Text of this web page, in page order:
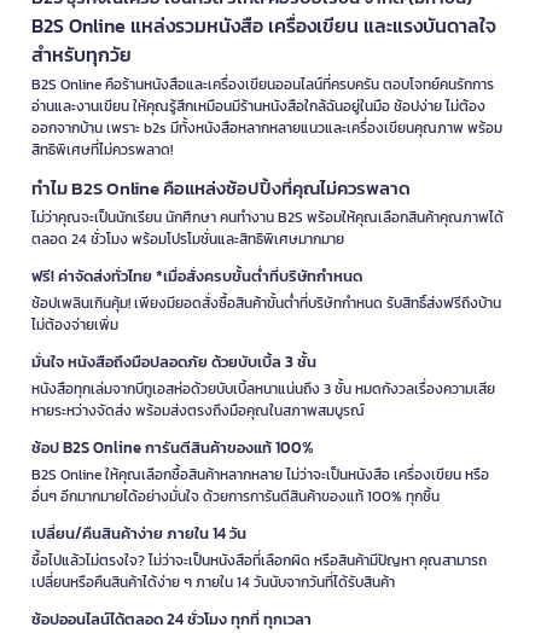
B2S Online แหล่งรวมหนังสือ เครื่องเขียน และแรงบันดาลใจ
สำหรับทุกวัย
B2S Online คือร้านหนังสือและเครื่องเขียนออนไลน์ที่ครบครัน ตอบโจทย์คนรักการ
อ่านและงานเขียน ให้คุณรู้สึกเหมือนมีร้านหนังสือใกล้ฉันอยู่ในมือ ช้อปง่าย ไม่ต้อง
ออกจากบ้าน เพราะ b2s มีทั้งหนังสือหลากหลายแนวและเครื่องเขียนคุณภาพ พร้อม
สิทธิพิเศษที่ไม่ควรพลาด!
ทำไม B2S Online คือแหล่งช้อปปิ้งที่คุณไม่ควรพลาด
ไม่ว่าคุณจะเป็นนักเรียน นักศึกษา คนทำงาน B2S พร้อมให้คุณเลือกสินค้าคุณภาพได้
ตลอด 24 ชั่วโมง พร้อมโปรโมชั่นและสิทธิพิเศษมากมาย
ฟรี! ค่าจัดส่งทั่วไทย *เมื่อสั่งครบขั้นต่ำที่บริษัทกำหนด
ช้อปเพลินเกินคุ้ม! เพียงมียอดสั่งซื้อสินค้าขั้นต่ำที่บริษัทกำหนด รับสิทธิ์ส่งฟรีถึงบ้าน
ไม่ต้องจ่ายเพิ่ม
มั่นใจ หนังสือถึงมือปลอดภัย ด้วยบับเบิ้ล 3 ชั้น
หนังสือทุกเล่มจากบีทูเอสห่อด้วยบับเบิ้ลหนาแน่นถึง 3 ชั้น หมดกังวลเรื่องความเสีย
หายระหว่างจัดส่ง พร้อมส่งตรงถึงมือคุณในสภาพสมบูรณ์
ช้อป B2S Online การันตีสินค้าของแท้ 100%
B2S Online ให้คุณเลือกซื้อสินค้าหลากหลาย ไม่ว่าจะเป็นหนังสือ เครื่องเขียน หรือ
อื่นๆ อีกมากมายได้อย่างมั่นใจ ด้วยการการันตีสินค้าของแท้ 100% ทุกชิ้น
เปลี่ยน/คืนสินค้าง่าย ภายใน 14 วัน
ซื้อไปแล้วไม่ตรงใจ? ไม่ว่าจะเป็นหนังสือที่เลือกผิด หรือสินค้ามีปัญหา คุณสามารถ
เปลี่ยนหรือคืนสินค้าได้ง่าย ๆ ภายใน 14 วันนับจากวันที่ได้รับสินค้า
ช้อปออนไลน์ได้ตลอด 24 ชั่วโมง ทุกที่ ทุกเวลา